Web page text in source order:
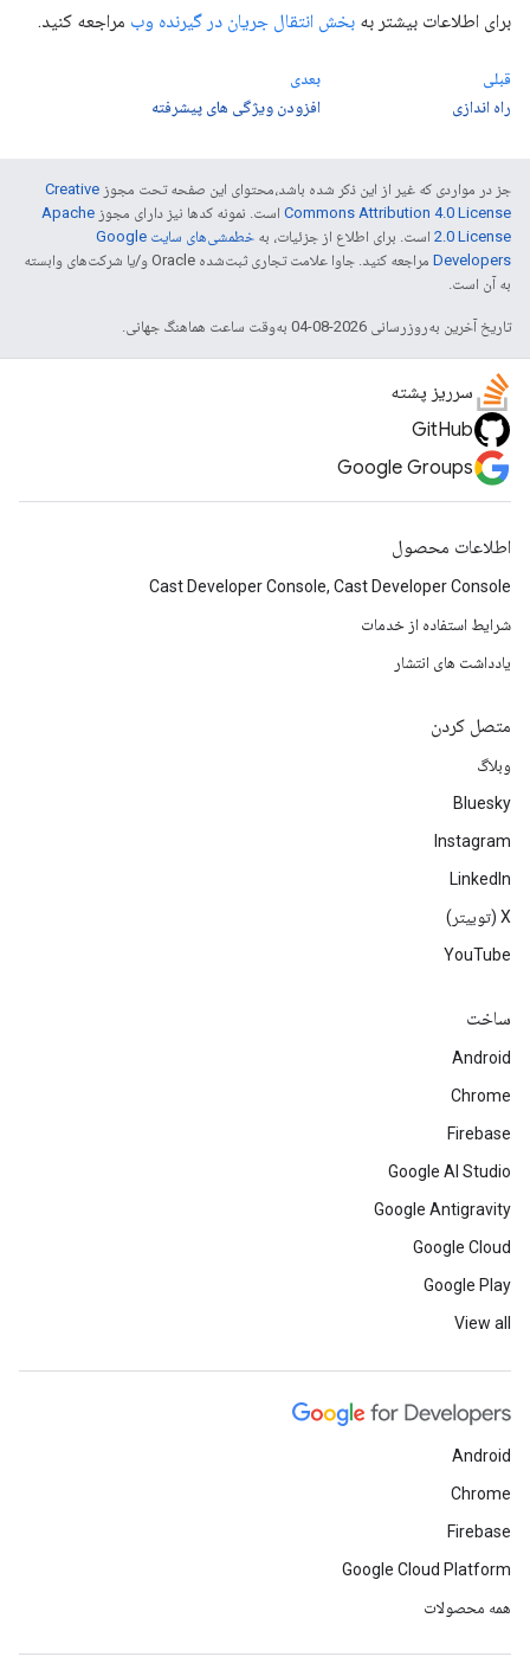
برای اطلاعات بیشتر به بخش انتقال جریان در گیرنده وب مراجعه کنید.
قبلی
راه اندازی
بعدی
افزودن ویژگی های پیشرفته
جز در مواردی که غیر از این ذکر شده باشد،‌محتوای این صفحه تحت مجوز Creative
Commons Attribution 4.0 License است. نمونه کدها نیز دارای مجوز Apache
2.0 License است. برای اطلاع از جزئیات، به
خطمشی‌های سایت Google
Developers‏
مراجعه کنید. جاوا علامت تجاری ثبت‌شده Oracle و/یا شرکت‌های وابسته
به آن است.
تاریخ آخرین به‌روزرسانی 2026-08-04 به‌وقت ساعت هماهنگ جهانی.
سرریز پشته
GitHub
Google Groups
اطلاعات محصول
Cast Developer Console, Cast Developer Console
شرایط استفاده از خدمات
یادداشت های انتشار
متصل کردن
وبلاگ
Bluesky
Instagram
LinkedIn
‫X (توییتر)
YouTube
ساخت
Android
Chrome
Firebase
Google AI Studio
Google Antigravity
Google Cloud
Google Play
View all
Android
Chrome
Firebase
Google Cloud Platform
همه محصولات